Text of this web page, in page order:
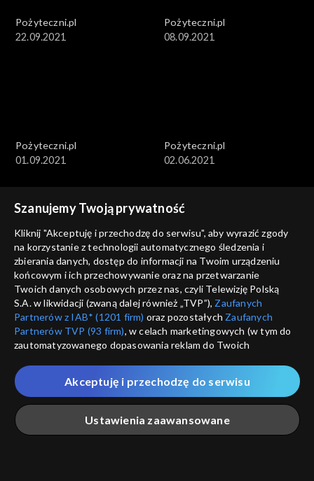
Pożyteczni.pl
22.09.2021
Pożyteczni.pl
08.09.2021
Pożyteczni.pl
01.09.2021
Pożyteczni.pl
02.06.2021
Pożyteczni.pl
26.05.2021
Pożyteczni.pl
05.05.2021
Pożyteczni.pl
28.04.2021
Pożyteczni.pl
19.04.2021
Szanujemy Twoją prywatność
Kliknij "Akceptuję i przechodzę do serwisu", aby wyrazić zgody
na korzystanie z technologii automatycznego śledzenia i
zbierania danych, dostęp do informacji na Twoim urządzeniu
końcowym i ich przechowywanie oraz na przetwarzanie
Twoich danych osobowych przez nas, czyli Telewizję Polską
S.A. w likwidacji (zwaną dalej również „TVP”), Zaufanych
Partnerów z IAB* (1201 firm) oraz pozostałych Zaufanych
Partnerów TVP (93 firm), w celach marketingowych (w tym do
zautomatyzowanego dopasowania reklam do Twoich
które wskazujemy poniżej, a także zgody na udostępnianie
przez nas identyfikatora PPID do Google.
Twoje dane osobowe zbierane podczas odwiedzania przez
Ciebie naszych
poszczególnych serwisówzwanych dalej
„Portalem”, w tym informacje zapisywane za pomocą
Ustawienia zaawansowane
Akceptuję i przechodzę do serwisu